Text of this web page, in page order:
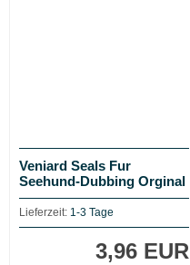
Veniard Seals Fur
Seehund-Dubbing Orginal
und Substitute
Lieferzeit: 1-3 Tage
3,96 EUR